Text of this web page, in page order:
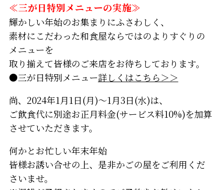
≪三が日特別メニューの実施≫
輝かしい年始のお集まりにふさわしく、
素材にこだわった和食屋ならではのよりすぐりの
メニューを
取り揃えて皆様のご来店をお待ちしております。
●三が日特別メニュー詳しくはこちら＞＞
尚、2024年1月1日(月)～1月3日(水)は、
ご飲食代に別途お正月料金(サービス料10%)を加算
させていただきます。
何かとお忙しい年末年始
皆様お誘い合せの上、是非かごの屋をご利用くだ
さいませ。